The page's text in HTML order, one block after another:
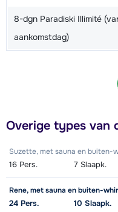
8-dgn Paradiski Illimité
aankomstdag)
Overige types van
Suzette, met sauna en buiten-
16 Pers. 7 Slaapk.
Rene, met sauna en buiten-
24 Pers. 10 Slaapk.